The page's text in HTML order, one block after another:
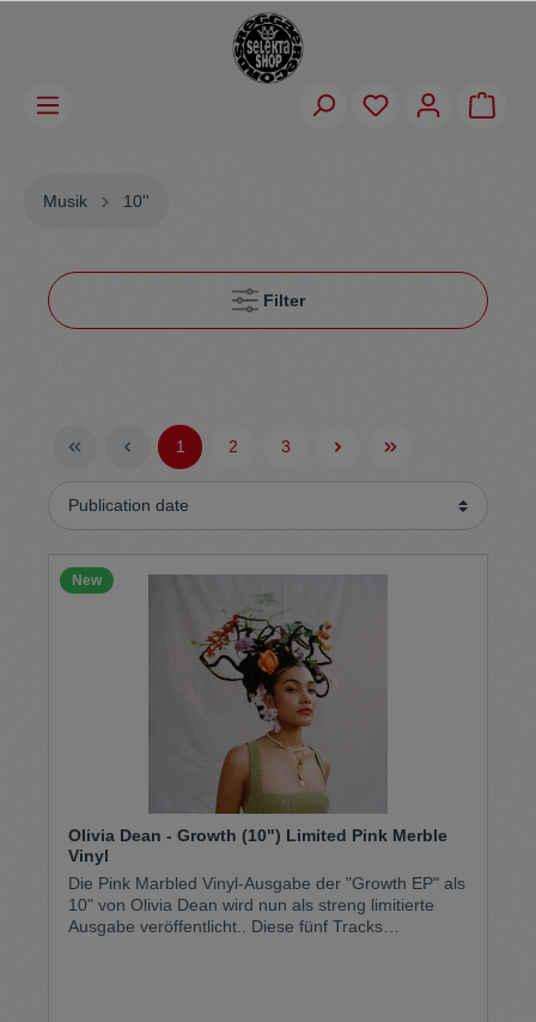
Musik 10''
Filter
1 2 3
New
Olivia Dean - Growth (10") Limited Pink Merble
Vinyl
Die Pink Marbled Vinyl-Ausgabe der "Growth EP" als
10" von Olivia Dean wird nun als streng limitierte
Ausgabe veröffentlicht.. Diese fünf Tracks